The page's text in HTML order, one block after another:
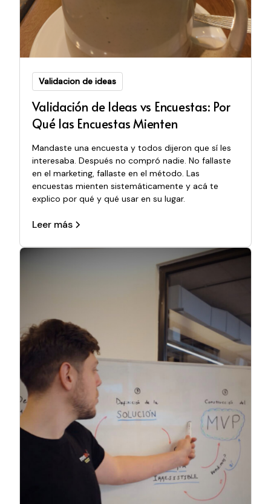
Validacion de ideas
Validación de Ideas vs Encuestas: Por
Qué las Encuestas Mienten
Mandaste una encuesta y todos dijeron que sí les
interesaba. Después no compró nadie. No fallaste
en el marketing, fallaste en el método. Las
encuestas mienten sistemáticamente y acá te
explico por qué y qué usar en su lugar.
Leer más